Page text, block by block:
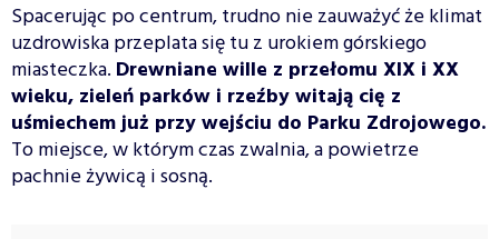
Spacerując po centrum, trudno nie zauważyć że klimat
uzdrowiska przeplata się tu z urokiem górskiego
miasteczka. Drewniane wille z przełomu XIX i XX
wieku, zieleń parków i rzeźby witają cię z
uśmiechem już przy wejściu do Parku Zdrojowego.
To miejsce, w którym czas zwalnia, a powietrze
pachnie żywicą i sosną.